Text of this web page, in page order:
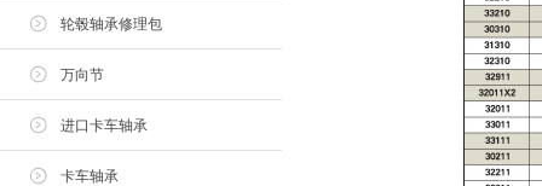
轮毂轴承修理包
万向节
进口卡车轴承
卡车轴承